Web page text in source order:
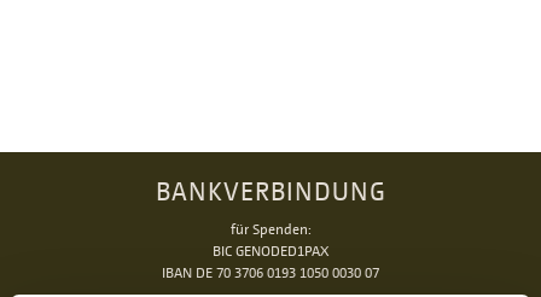
BANKVERBINDUNG
für Spenden:
BIC GENODED1PAX
IBAN DE 70 3706 0193 1050 0030 07